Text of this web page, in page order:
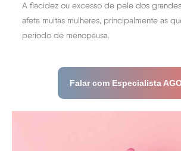
A flacidez ou excesso de pele dos
afeta muitas mulheres, principalmente as
período de menopausa.
Falar com Especialista